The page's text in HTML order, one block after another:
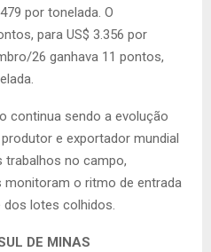
por tonelada. O
para US$ 3.356 por
26 ganhava 11 pontos,
continua sendo a evolução
e exportador mundial
trabalhos no campo,
monitoram o ritmo de entrada
dos lotes colhidos.
DE MINAS